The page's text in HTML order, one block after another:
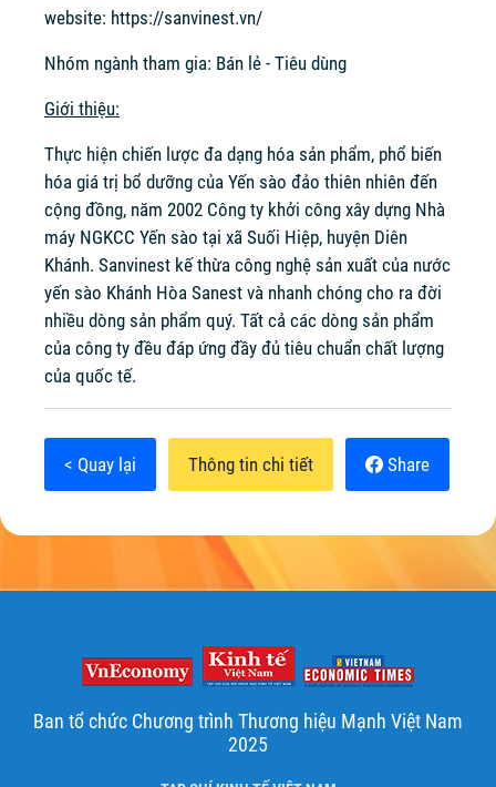
website: https://sanvinest.vn/
Nhóm ngành tham gia: Bán lẻ - Tiêu dùng
Giới thiệu:
Thực hiện chiến lược đa dạng hóa sản phẩm, phổ biến
hóa giá trị bổ dưỡng của Yến sào đảo thiên nhiên đến
cộng đồng, năm 2002 Công ty khởi công xây dựng Nhà
máy NGKCC Yến sào tại xã Suối Hiệp, huyện Diên
Khánh. Sanvinest kế thừa công nghệ sản xuất của nước
yến sào Khánh Hòa Sanest và nhanh chóng cho ra đời
nhiều dòng sản phẩm quý. Tất cả các dòng sản phẩm
của công ty đều đáp ứng đầy đủ tiêu chuẩn chất lượng
của quốc tế.
< Quay lại Thông tin chi tiết Share
Ban tổ chức Chương trình Thương hiệu Mạnh Việt Nam
2025